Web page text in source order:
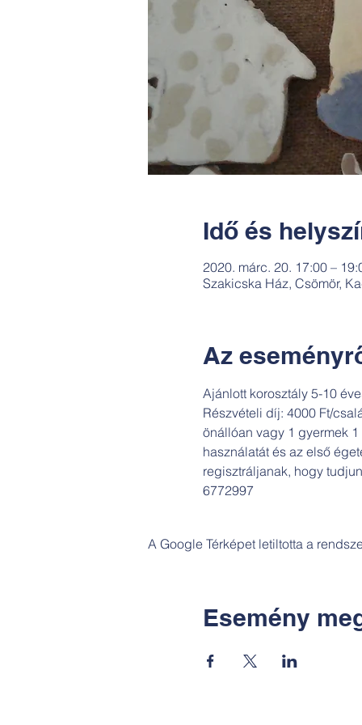
Idő és
2020. márc. 20. 17:00 –
Szakicska Ház, Csömör,
Az
Ajánlott korosztály 5-10
Részvételi díj: 4000 Ft/
önállóan vagy 1 gyermek
használatát és az első
regisztráljanak, hogy
6772997
A Google Térképet letiltotta a
Esemény